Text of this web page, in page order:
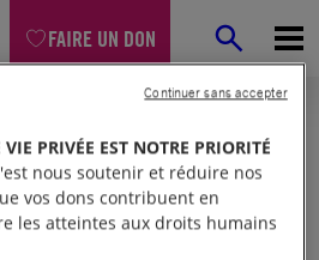
FAIRE UN DON
VIE PRIVÉE EST NOTRE PRIORITÉ
nous soutenir et réduire nos
vos dons contribuent en
les atteintes aux droits humains
Continuer sans accepter